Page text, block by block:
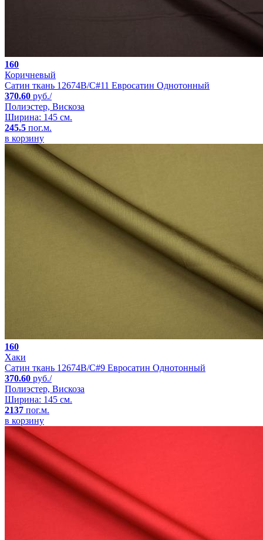
160
Коричневый
Сатин ткань 12674B/C#11 Евросатин Однотонный
370.60 руб./
Полиэстер, Вискоза
Ширина: 145 см.
245.5 пог.м.
в корзину
160
Хаки
Сатин ткань 12674B/C#9 Евросатин Однотонный
370.60 руб./
Полиэстер, Вискоза
Ширина: 145 см.
2137 пог.м.
в корзину